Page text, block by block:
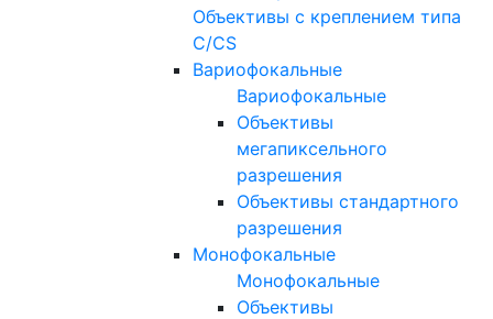
Объективы с креплением типа
C/CS
Вариофокальные
Вариофокальные
Объективы
мегапиксельного
разрешения
Объективы стандартного
разрешения
Монофокальные
Монофокальные
Объективы